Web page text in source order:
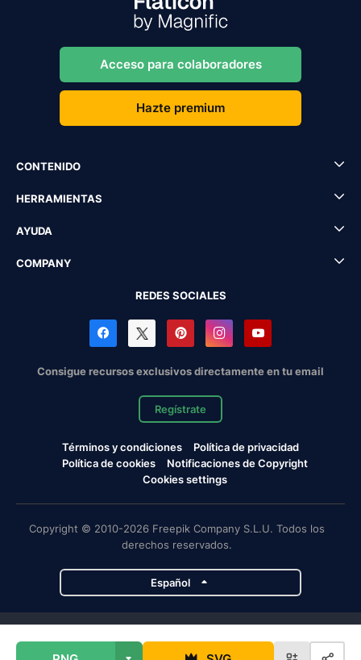
Acceso para colaboradores
Hazte premium
CONTENIDO
HERRAMIENTAS
AYUDA
COMPANY
REDES SOCIALES
Consigue recursos exclusivos directamente en tu email
Regístrate
Términos y condiciones
Política de privacidad
Política de cookies
Notificaciones de Copyright
Cookies settings
Copyright © 2010-2026 Freepik Company S.L.U. Todos los
derechos reservados.
Español